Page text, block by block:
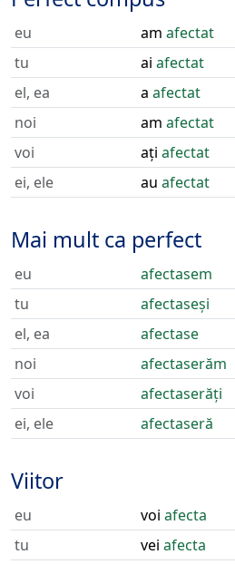
eu am afectat
tu
ai afectat
el, ea
a afectat
noi
am afectat
voi
ați afectat
ei, ele
au afectat
Mai mult ca perfect
eu
afectasem
tu
afectaseși
el, ea
afectase
noi
afectaserăm
voi
afectaserăți
ei, ele
afectaseră
Viitor
eu voi afecta
tu
vei afecta